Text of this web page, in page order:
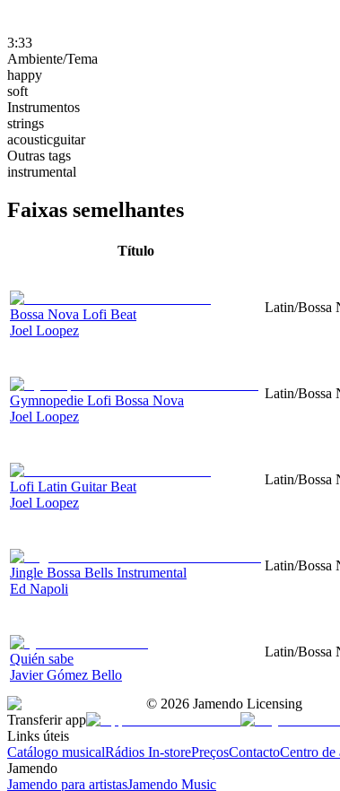
3:33
Ambiente/Tema
happy
soft
Instrumentos
strings
acousticguitar
Outras tags
instrumental
Faixas semelhantes
Título
Bossa Nova Lofi Beat
Joel Loopez
Latin/Bossa
Gymnopedie Lofi Bossa Nova
Joel Loopez
Latin/Bossa
Lofi Latin Guitar Beat
Joel Loopez
Latin/Bossa
Jingle Bossa Bells Instrumental
Ed Napoli
Latin/Bossa
Quién sabe
Javier Gómez Bello
Latin/Bossa
© 2026 Jamendo Licensing
Transferir app
Links úteis
Catálogo musicalRádios In-storePreçosContactoCentro de
Jamendo
Jamendo para artistasJamendo Music